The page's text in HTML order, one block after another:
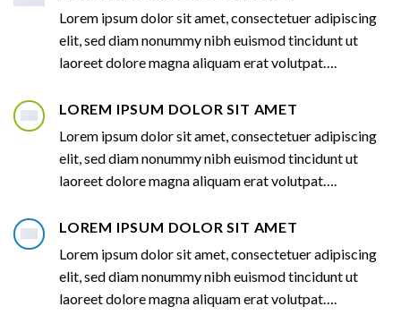
Lorem ipsum dolor sit amet, consectetuer adipiscing
elit, sed diam nonummy nibh euismod tincidunt ut
laoreet dolore magna aliquam erat volutpat….
LOREM IPSUM DOLOR SIT AMET
Lorem ipsum dolor sit amet, consectetuer adipiscing
elit, sed diam nonummy nibh euismod tincidunt ut
laoreet dolore magna aliquam erat volutpat….
LOREM IPSUM DOLOR SIT AMET
Lorem ipsum dolor sit amet, consectetuer adipiscing
elit, sed diam nonummy nibh euismod tincidunt ut
laoreet dolore magna aliquam erat volutpat….